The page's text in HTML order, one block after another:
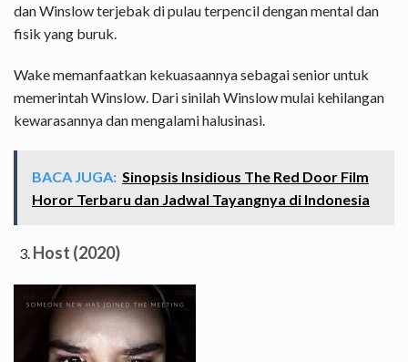
dan Winslow terjebak di pulau terpencil dengan mental dan
fisik yang buruk.
Wake memanfaatkan kekuasaannya sebagai senior untuk
memerintah Winslow. Dari sinilah Winslow mulai kehilangan
kewarasannya dan mengalami halusinasi.
BACA JUGA: Sinopsis Insidious The Red Door Film
Horor Terbaru dan Jadwal Tayangnya di Indonesia
Host (2020)